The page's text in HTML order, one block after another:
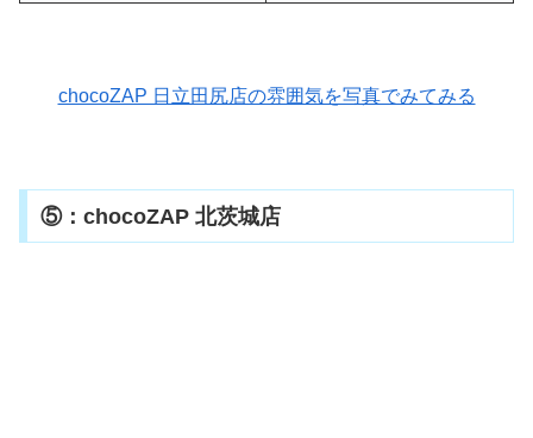
chocoZAP 日立田尻店の雰囲気を写真でみてみる
⑤：chocoZAP 北茨城店